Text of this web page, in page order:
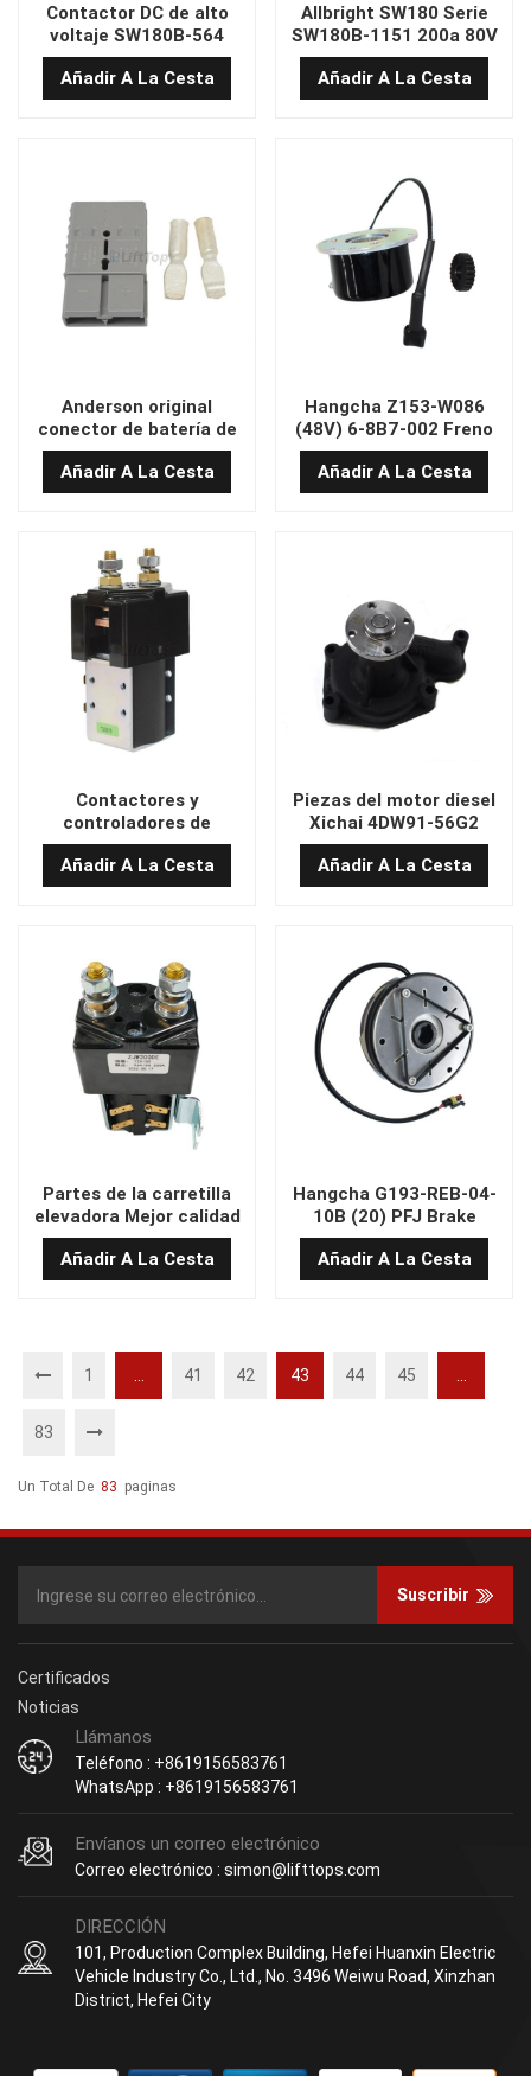
Contactor DC de alto
voltaje SW180B-564
CONTACTOR DE
PARTICIPA ELÉCTRICA DE
80V
Añadir A La Cesta
Allbright SW180 Serie
SW180B-1151 200a 80V
Contactor para cambiar
cargas inductivas
capacitivas resistivas
Añadir A La Cesta
Anderson original
conector de batería de
montacargas SB350A
Añadir A La Cesta
Hangcha Z153-W086
(48V) 6-8B7-002 Freno
Añadir A La Cesta
Contactores y
controladores de
carretillas elevadoras
premium | Reemplazos de
Albright de alto
Añadir A La Cesta
Piezas del motor diesel
Xichai 4DW91-56G2
Bomba de agua
1307010AB5G-0000 para
la carretilla elevadora
Añadir A La Cesta
Partes de la carretilla
elevadora Mejor calidad
72V 200a ZJW200DE
Reemplazar el contactor
de Albright DC SW180
Añadir A La Cesta
Hangcha G193-REB-04-
10B (20) PFJ Brake
Añadir A La Cesta
1 ... 41 42 43 44 45 ...
83
Un Total De 83 Paginas
Suscribir
Certificados
Noticias
Llámanos
Teléfono : +8619156583761
WhatsApp : +8619156583761
Envíanos un correo electrónico
Correo electrónico : simon@lifttops.com
DIRECCIÓN
101, Production Complex Building, Hefei Huanxin Electric
Vehicle Industry Co., Ltd., No. 3496 Weiwu Road, Xinzhan
District, Hefei City